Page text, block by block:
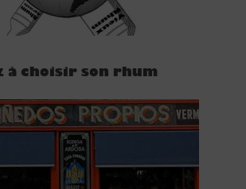
à choisir son rhum